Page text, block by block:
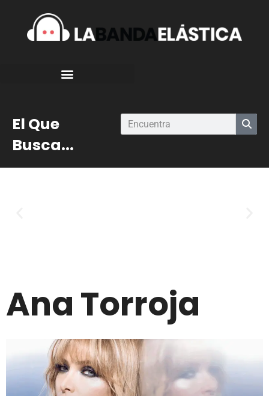
El Que
Busca...
Ana Torroja